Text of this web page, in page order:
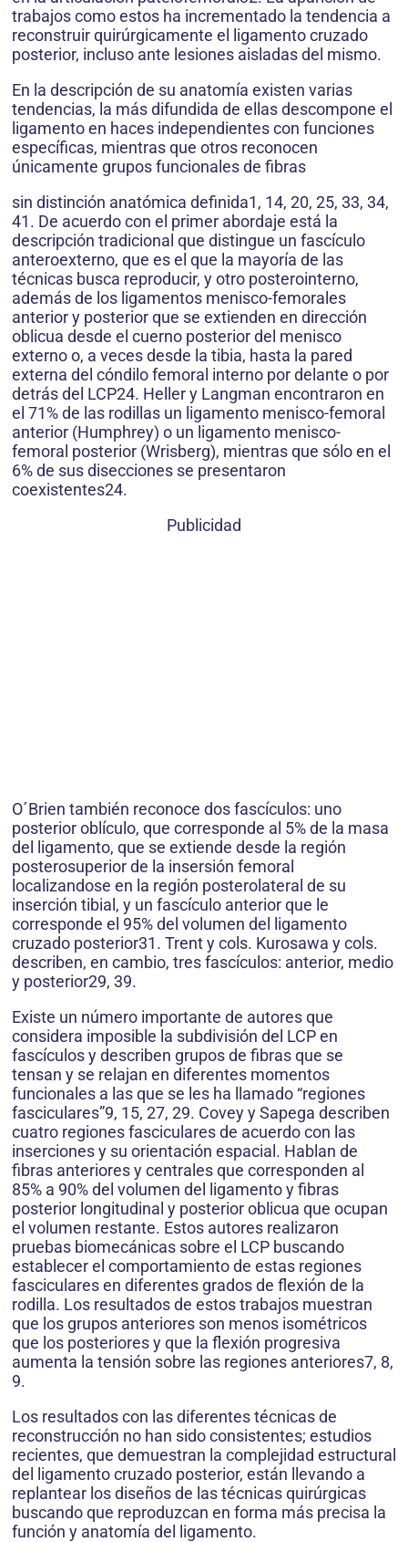
trabajos como estos ha incrementado la tendencia a
reconstruir quirúrgicamente el ligamento cruzado
posterior, incluso ante lesiones aisladas del mismo.
En la descripción de su anatomía existen varias
tendencias, la más difundida de ellas descompone el
ligamento en haces independientes con funciones
específicas, mientras que otros reconocen
únicamente grupos funcionales de fibras
sin distinción anatómica definida1, 14, 20, 25, 33, 34,
41. De acuerdo con el primer abordaje está la
descripción tradicional que distingue un fascículo
anteroexterno, que es el que la mayoría de las
técnicas busca reproducir, y otro posterointerno,
además de los ligamentos menisco-femorales
anterior y posterior que se extienden en dirección
oblicua desde el cuerno posterior del menisco
externo o, a veces desde la tibia, hasta la pared
externa del cóndilo femoral interno por delante o por
detrás del LCP24. Heller y Langman encontraron en
el 71% de las rodillas un ligamento menisco-femoral
anterior (Humphrey) o un ligamento menisco-
femoral posterior (Wrisberg), mientras que sólo en el
6% de sus disecciones se presentaron
coexistentes24.
Publicidad
O´Brien también reconoce dos fascículos: uno
posterior oblículo, que corresponde al 5% de la masa
del ligamento, que se extiende desde la región
posterosuperior de la insersión femoral
localizandose en la región posterolateral de su
inserción tibial, y un fascículo anterior que le
corresponde el 95% del volumen del ligamento
cruzado posterior31. Trent y cols. Kurosawa y cols.
describen, en cambio, tres fascículos: anterior, medio
y posterior29, 39.
Existe un número importante de autores que
considera imposible la subdivisión del LCP en
fascículos y describen grupos de fibras que se
tensan y se relajan en diferentes momentos
funcionales a las que se les ha llamado “regiones
fasciculares”9, 15, 27, 29. Covey y Sapega describen
cuatro regiones fasciculares de acuerdo con las
inserciones y su orientación espacial. Hablan de
fibras anteriores y centrales que corresponden al
85% a 90% del volumen del ligamento y fibras
posterior longitudinal y posterior oblicua que ocupan
el volumen restante. Estos autores realizaron
pruebas biomecánicas sobre el LCP buscando
establecer el comportamiento de estas regiones
fasciculares en diferentes grados de flexión de la
rodilla. Los resultados de estos trabajos muestran
que los grupos anteriores son menos isométricos
que los posteriores y que la flexión progresiva
aumenta la tensión sobre las regiones anteriores7, 8,
9.
Los resultados con las diferentes técnicas de
reconstrucción no han sido consistentes; estudios
recientes, que demuestran la complejidad estructural
del ligamento cruzado posterior, están llevando a
replantear los diseños de las técnicas quirúrgicas
buscando que reproduzcan en forma más precisa la
función y anatomía del ligamento.